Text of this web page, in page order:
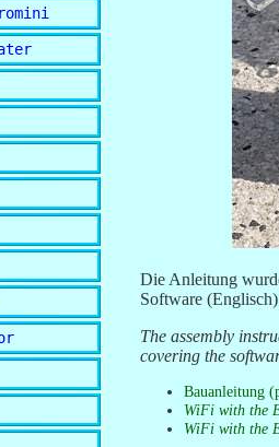
Die Anleitung
Software
The assembly
covering the
Bauanleitung
WiFi with the
WiFi with the